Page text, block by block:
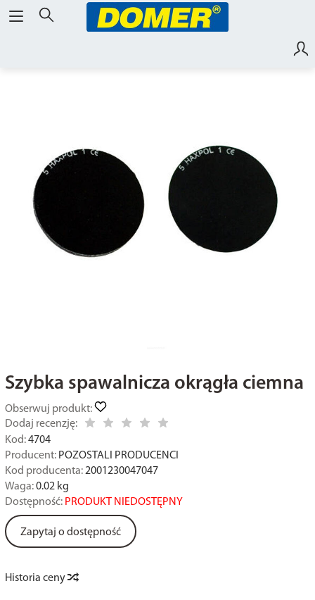
Szybka spawalnicza okrągła ciemna
Obserwuj produkt:
Dodaj recenzję:
Kod: 4704
Producent: POZOSTALI PRODUCENCI
Kod producenta: 2001230047047
Waga: 0.02kg
Dostępność: PRODUKT NIEDOSTĘPNY
Zapytaj o dostępność
Historia ceny